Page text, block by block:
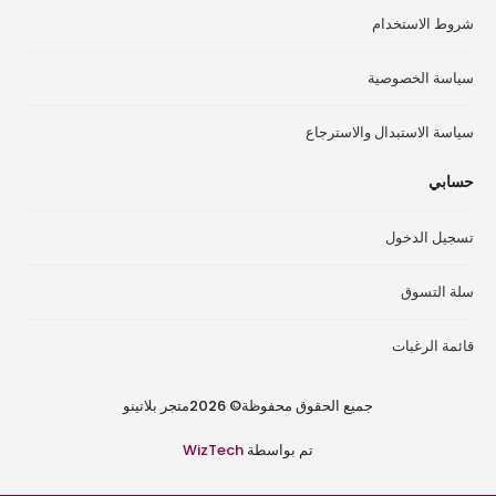
شروط الاستخدام
سياسة الخصوصية
سياسة الاستبدال والاسترجاع
حسابي
تسجيل الدخول
سلة التسوق
قائمة الرغبات
جميع الحقوق محفوظة© 2026متجر بلاتينو
تم بواسطة WizTech